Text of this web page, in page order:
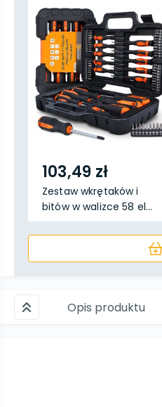
103,49 zł
Zestaw wkrętaków i
bitów w walizce 58 el...
Opis produktu